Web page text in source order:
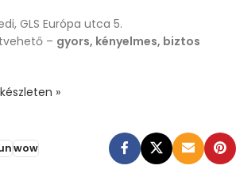
GLS Európa utca 5.
– gyors, kényelmes, biztos
»
wow